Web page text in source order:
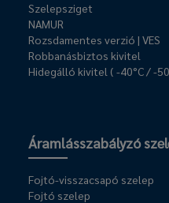
Szelepsziget
NAMUR
Rozsdamentes verzió | VES
Robbanásbiztos kivitel
Hidegálló kivitel ( -40°C / -
Áramlásszabályzó
Fojtó-visszacsapó szelep
Fojtó szelep